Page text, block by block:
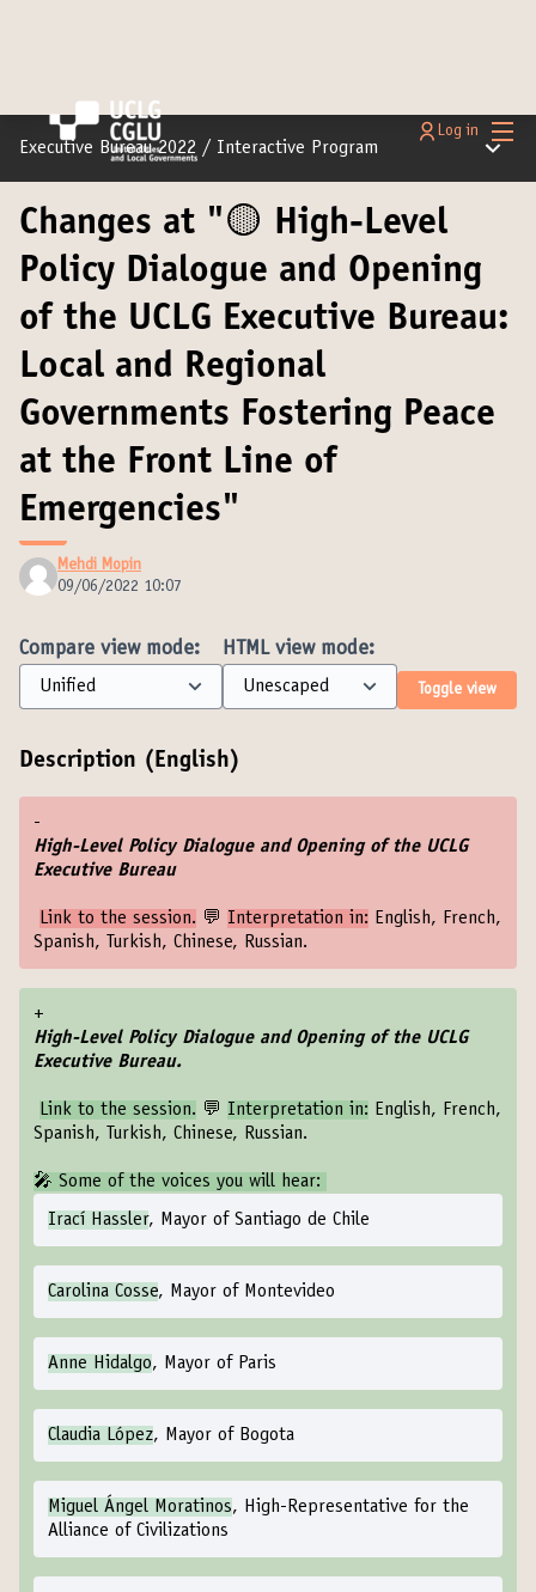
Main
Log in
Executive Bureau 2022 / Interactive Program Main
Changes at "🟡 High-Level
Policy Dialogue and Opening
of the UCLG Executive Bureau:
Local and Regional
Governments Fostering Peace
at the Front Line of
Emergencies"
Mehdi Mopin
09/06/2022 10:07
Compare view mode: HTML view mode:
Toggle view
Description (English)
-
High-Level Policy Dialogue and Opening of the UCLG
Executive Bureau
Link to the session. 💬 Interpretation in: English, French,
Spanish, Turkish, Chinese, Russian.
+
High-Level Policy Dialogue and Opening of the UCLG
Executive Bureau.
Link to the session. 💬 Interpretation in: English, French,
Spanish, Turkish, Chinese, Russian.
‍🎤 Some of the voices you will hear:
Irací Hassler, Mayor of Santiago de Chile
Carolina Cosse, Mayor of Montevideo
Anne Hidalgo, Mayor of Paris
Claudia López, Mayor of Bogota
Miguel Ángel Moratinos, High-Representative for the
Alliance of Civilizations